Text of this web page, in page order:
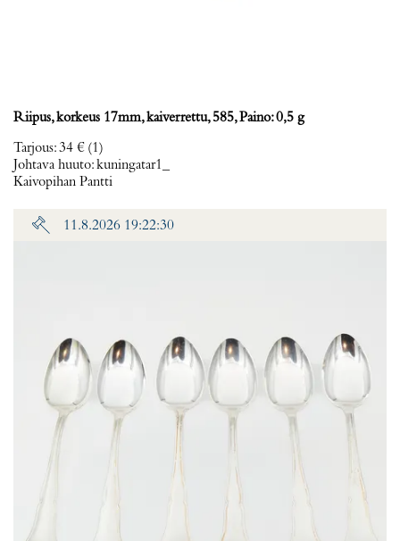
Riipus, korkeus 17mm, kaiverrettu, 585, Paino: 0,5 g
Tarjous:34 € (1)
Johtava huuto:kuningatar1_
Kaivopihan Pantti
11.8.2026 19:22:30